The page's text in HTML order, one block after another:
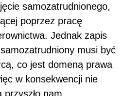
samozatrudnionego,
poprzez pracę
Jednak zapis
musi być
co jest domeną prawa
w konsekwencji nie
nam